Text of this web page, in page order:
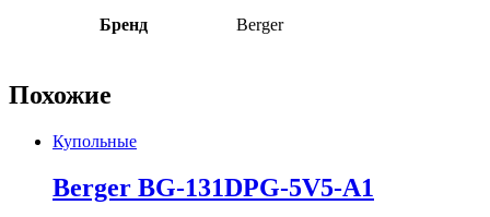
Бренд Berger
Похожие
Купольные
Berger BG-131DPG-5V5-A1